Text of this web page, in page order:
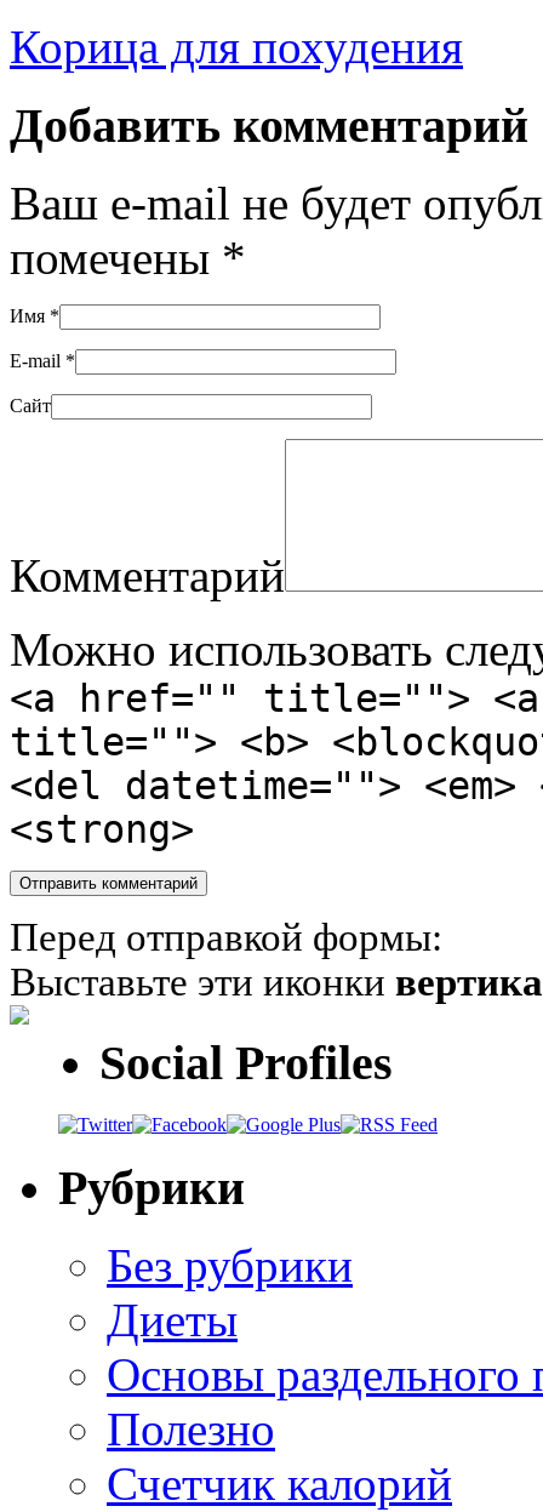
Корица для похудения
Добавить комментарий
Ваш e-mail не будет
помечены *
Имя *
E-mail *
Сайт
Комментарий
Можно использовать
<a href="" title="">
title=""> <b>
<del datetime="">
<strong>
Перед отправкой формы:
Выставьте эти иконки
Social Profiles
Рубрики
Без рубрики
Диеты
Основы раздельного
Полезно
Счетчик калорий